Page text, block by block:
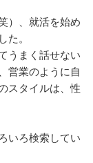
）、就活を始め
。
うまく話せない
営業のように自
スタイルは、性
いろ検索してい